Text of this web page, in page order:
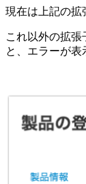
現在は上記の拡
これ以外の拡
と、エラーが表